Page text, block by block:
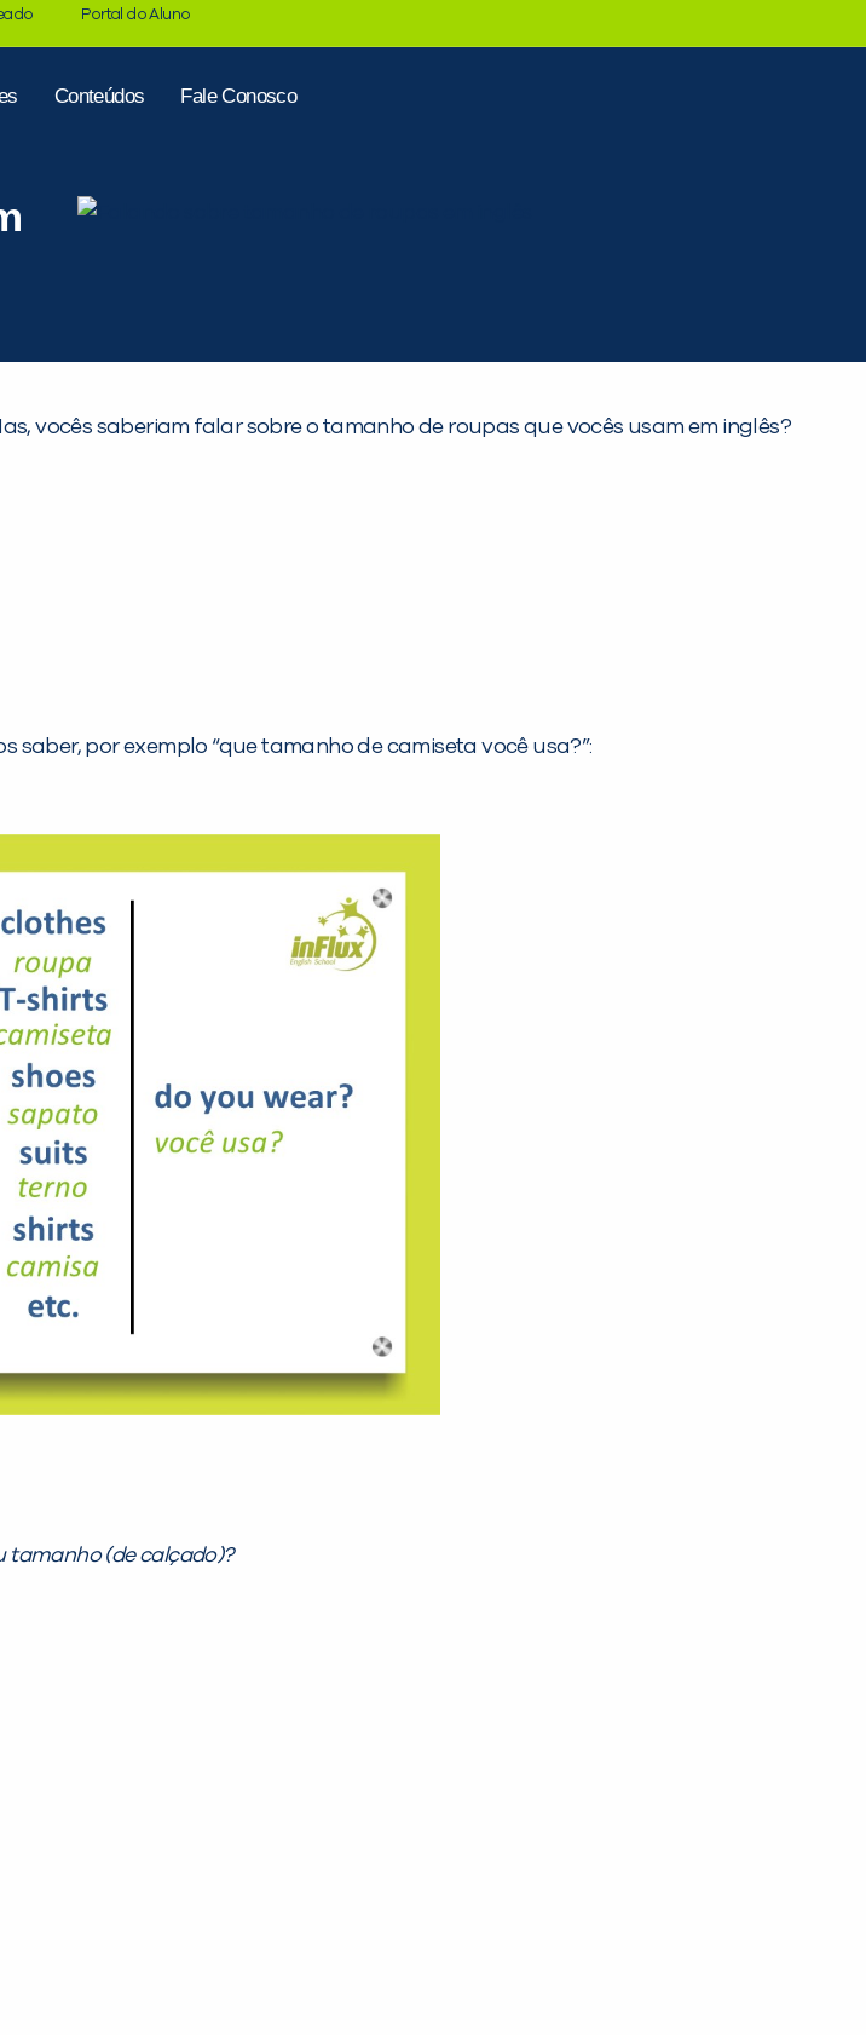
Portal do Aluno
Conteúdos Fale Conosco
vocês saberiam falar sobre o tamanho de roupas que vocês usam em inglês?
por exemplo “que tamanho de camiseta você usa?”:
tamanho (de calçado)?